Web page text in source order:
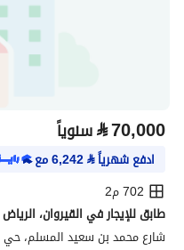
⃁70,000 سنوياً
ادفع شهرياً⃁
6,242مع
702 م2
طابق للإيجار في القيروان، الرياض
شارع محمد بن سعيد المسلم، حي